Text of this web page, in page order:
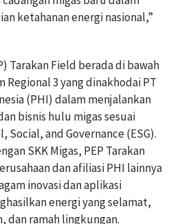
ketahanan energi nasional,”
Tarakan Field berada di bawah
3 yang dinakhodai PT
(PHI) dalam menjalankan
bisnis hulu migas sesuai
Social, and Governance (ESG).
SKK Migas, PEP Tarakan
dan afiliasi PHI lainnya
inovasi dan aplikasi
energi yang selamat,
dan ramah lingkungan.